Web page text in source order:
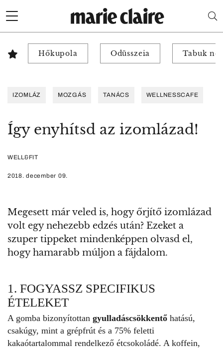
Hőkupola Odüsszeia Tabuk
IZOMLÁZ MOZGÁS TANÁCS WELLNESSCAFE
Így enyhítsd az izomlázad!
WELL&FIT
2018. december 09.
Megesett már veled is, hogy őrjítő izomlázad
volt egy nehezebb edzés után? Ezeket a
szuper tippeket mindenképpen olvasd el,
hogy hamarabb múljon a fájdalom.
1. FOGYASSZ SPECIFIKUS
ÉTELEKET
A gomba bizonyítottan gyulladáscsökkentő hatású,
csakúgy, mint a grépfrút és a 75% feletti
kakaótartalommal rendelkező étcsokoládé. A koffein,